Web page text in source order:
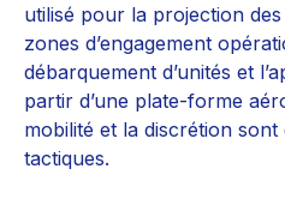
utilisé pour la projection
zones d’engagement
débarquement d’unités et
partir d’une plate-forme
mobilité et la discrétion
tactiques.